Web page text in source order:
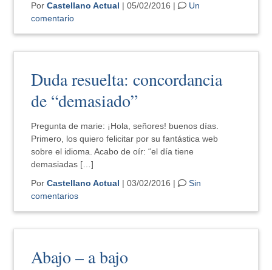
PorCastellano Actual | 05/02/2016 |
Un
comentario
Duda resuelta: concordancia
de “demasiado”
Pregunta de marie: ¡Hola, señores! buenos días.
Primero, los quiero felicitar por su fantástica web
sobre el idioma. Acabo de oír: “el día tiene
demasiadas […]
PorCastellano Actual | 03/02/2016 |
Sin
comentarios
Abajo – a bajo